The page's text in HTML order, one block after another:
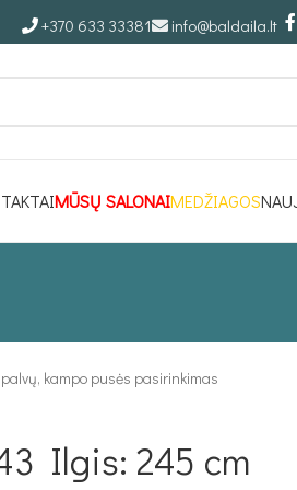
+370 633 33381 info@baldaila.lt
MŪSŲ SALONAIMEDŽIAGOS
kampo pusės pasirinkimas
Ilgis: 245 cm